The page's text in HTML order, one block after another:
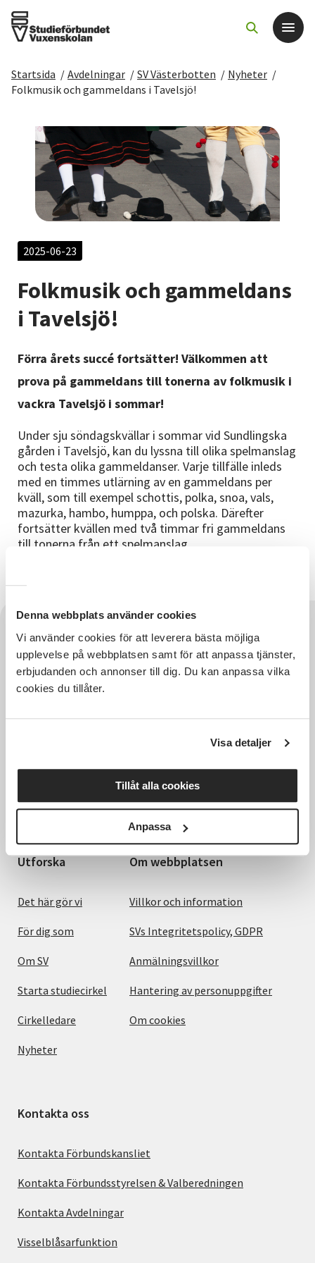
Denna webbplats använder cookies
Vi använder cookies för att leverera bästa möjliga
upplevelse på webbplatsen samt för att anpassa tjänster,
erbjudanden och annonser till dig. Du kan anpassa vilka
cookies du tillåter.
Visa detaljer
Tillåt alla cookies
Anpassa
Det här gör vi
För dig som
Sök kurser och evenemang
Om SV
Starta studiecirkel
Cirkelledare
Nyheter
Avdelningar
Startsida / Avdelningar / SV Västerbotten / Nyheter /
Folkmusik och gammeldans i Tavelsjö!
2025-06-23
Folkmusik och gammeldans
i Tavelsjö!
Förra årets succé fortsätter! Välkommen att
prova på gammeldans till tonerna av folkmusik i
vackra Tavelsjö i sommar!
Under sju söndagskvällar i sommar vid Sundlingska
gården i Tavelsjö, kan du lyssna till olika spelmanslag
och testa olika gammeldanser. Varje tillfälle inleds
med en timmes utlärning av en gammeldans per
kväll, som till exempelschottis, polka, snoa, vals,
mazurka, hambo, humppa, och polska. Därefter
fortsätter kvällen med två timmar fri gammeldans
till tonerna från ett spelmanslag.
samhällsaktör som bidrar till demokrati och
delaktighet, positiv och hållbar utveckling för
människor, miljö och samhällen.
Utforska
Det här gör vi
För dig som
Om SV
Starta studiecirkel
Cirkelledare
Nyheter
Om webbplatsen
Villkor och information
SVs Integritetspolicy, GDPR
Anmälningsvillkor
Hantering av personuppgifter
Om cookies
Kontakta oss
Kontakta Förbundskansliet
Kontakta Förbundsstyrelsen & Valberedningen
Kontakta Avdelningar
Visselblåsarfunktion